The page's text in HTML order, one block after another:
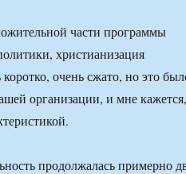
части программы
христианизация
очень сжато, но это
организации, и мне кажется,
продолжалась примерно